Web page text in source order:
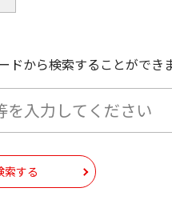
から検索することができま
索する